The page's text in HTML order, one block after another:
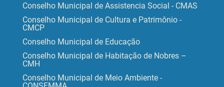
Conselho Municipal de Assistencia Social - CMAS
Conselho Municipal de Cultura e Patrimônio -
CMCP
Conselho Municipal de Educação
Conselho Municipal de Habitação de Nobres –
CMH
Conselho Municipal de Meio Ambiente -